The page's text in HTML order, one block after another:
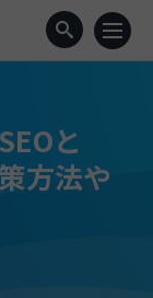
と
方法や